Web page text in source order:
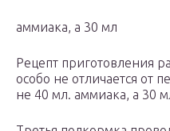
аммиака, а 30 мл
Рецепт приготовления
особо не отличается от
не 40 мл. аммиака, а 30